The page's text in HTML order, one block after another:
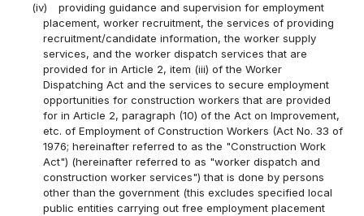
(iv)
providing guidance and supervision for employment
placement, worker recruitment, the services of providing
recruitment/candidate information, the worker supply
services, and the worker dispatch services that are
provided for in Article 2, item (iii) of the Worker
Dispatching Act and the services to secure employment
opportunities for construction workers that are provided
for in Article 2, paragraph (10) of the Act on Improvement,
etc. of Employment of Construction Workers (Act No. 33 of
1976; hereinafter referred to as the "Construction Work
Act") (hereinafter referred to as "worker dispatch and
construction worker services") that is done by persons
other than the government (this excludes specified local
public entities carrying out free employment placement